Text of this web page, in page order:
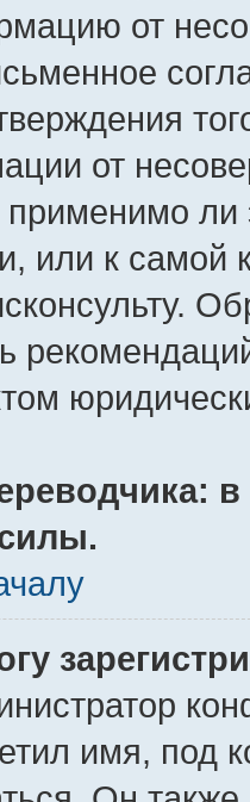
от
от
ли
или к самой
имя, под